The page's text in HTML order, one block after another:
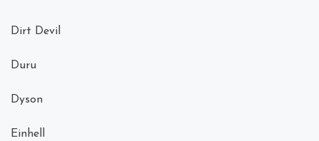
Dirt Devil
Duru
Dyson
Einhell